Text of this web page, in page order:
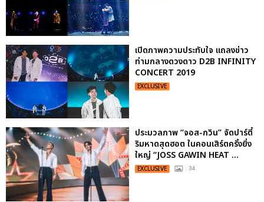
เปิดภาพความประทับใจ แถลงข่าว
ท่ามกลางดวงดาว D2B INFINITY
CONCERT 2019
EXCLUSIVE
ประมวลภาพ “จอส-กวิน” จัดปาร์ตี้
ริมหาดสุดฮอต ในคอนเสิร์ตครั้งยิ่ง
ใหญ่ “JOSS GAWIN HEAT ...
EXCLUSIVE : 34